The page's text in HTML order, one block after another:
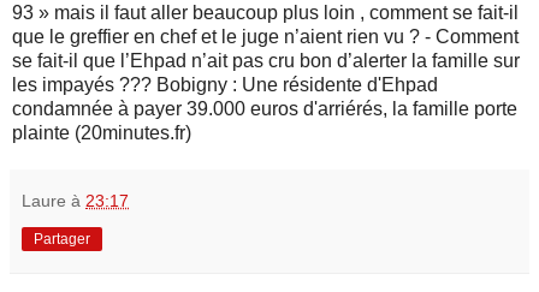
93 » mais il faut aller beaucoup plus loin , comment se fait-il
que le greffier en chef et le juge n’aient rien vu ? - Comment
se fait-il que l’Ehpad n’ait pas cru bon d’alerter la famille sur
les impayés ??? Bobigny : Une résidente d'Ehpad
condamnée à payer 39.000 euros d'arriérés, la famille porte
plainte (20minutes.fr)
Laure à 23:17
Partager